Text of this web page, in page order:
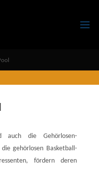
auch die Gehörlosen-
gehörlosen Basketball-
fördern deren